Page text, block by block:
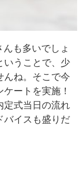
も多いでしょ
いうことで、少
んね。そこで今
ートを実施！
定式当日の流れ
バイスも盛りだ